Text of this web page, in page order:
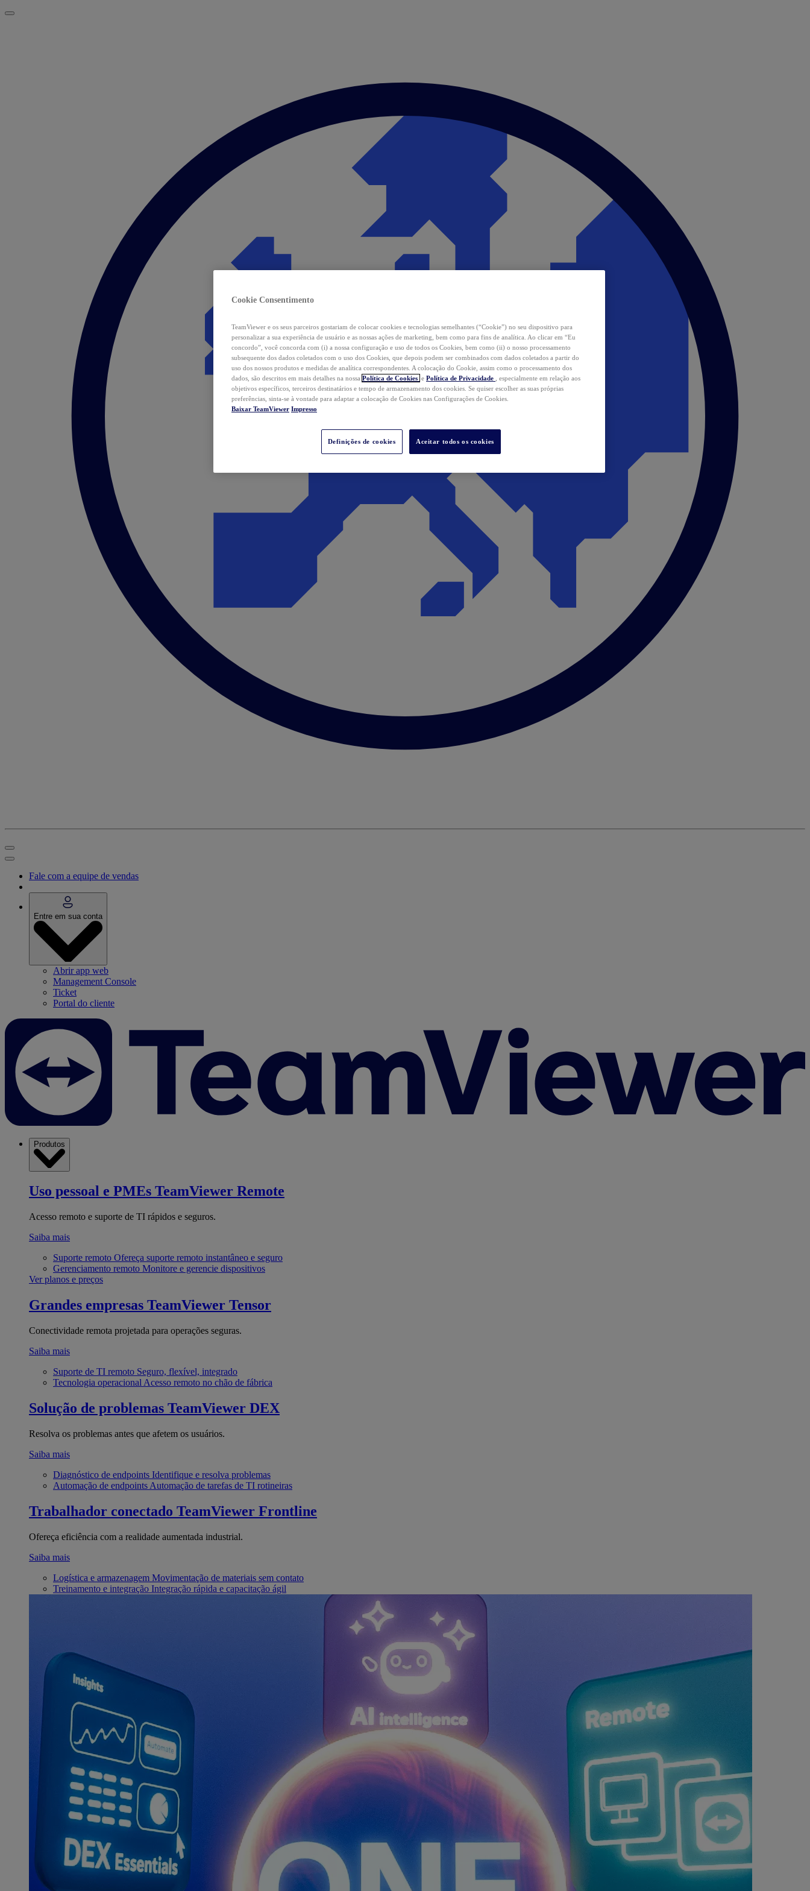
Fale com a equipe de vendas
Entre em sua conta
Abrir app web
Management Console
Ticket
Portal do cliente
Produtos
Uso pessoal e PMEs TeamViewer Remote
Acesso remoto e suporte de TI rápidos e seguros.
Saiba mais
Suporte remoto Ofereça suporte remoto instantâneo e seguro
Gerenciamento remoto Monitore e gerencie dispositivos
Ver planos e preços
Grandes empresas TeamViewer Tensor
Conectividade remota projetada para operações seguras.
Saiba mais
Suporte de TI remoto Seguro, flexível, integrado
Tecnologia operacional Acesso remoto no chão de fábrica
Solução de problemas TeamViewer DEX
Resolva os problemas antes que afetem os usuários.
Saiba mais
Diagnóstico de endpoints Identifique e resolva problemas
Automação de endpoints Automação de tarefas de TI rotineiras
Trabalhador conectado TeamViewer Frontline
Ofereça eficiência com a realidade aumentada industrial.
Saiba mais
Logística e armazenagem Movimentação de materiais sem contato
Treinamento e integração Integração rápida e capacitação ágil
Cookie Consentimento
TeamViewer e os seus parceiros gostariam de colocar cookies e tecnologias semelhantes (“Cookie”) no seu dispositivo para
personalizar a sua experiência de usuário e as nossas ações de marketing, bem como para fins de analítica. Ao clicar em “Eu
concordo”, você concorda com (i) a nossa configuração e uso de todos os Cookies, bem como (ii) o nosso processamento
subsequente dos dados coletados com o uso dos Cookies, que depois podem ser combinados com dados coletados a partir do
uso dos nossos produtos e medidas de analítica correspondentes. A colocação do Cookie, assim como o processamento dos
dados, são descritos em mais detalhes na nossa Política de Cookies e Política de Privacidade
, especialmente em relação aos
objetivos específicos, terceiros destinatários e tempo de armazenamento dos cookies. Se quiser escolher as suas próprias
preferências, sinta-se à vontade para adaptar a colocação de Cookies nas Configurações de Cookies.
Baixar TeamViewer Impresso
Definições de cookies Aceitar todos os cookies